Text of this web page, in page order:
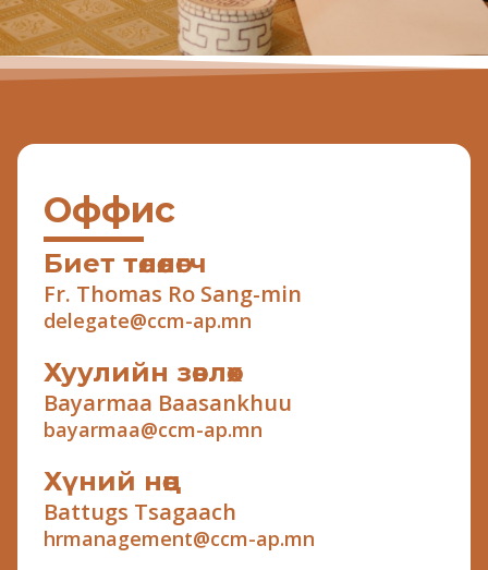
Оффис
Биет төлөөлөгч
Fr. Thomas Ro Sang-min
delegate@ccm-ap.mn
Хуулийн зөвлөх
Bayarmaa Baasankhuu
bayarmaa@ccm-ap.mn
Хүний нөөц
Battugs Tsagaach
hrmanagement@ccm-ap.mn